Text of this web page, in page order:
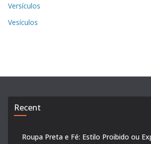
Versículos
Vesículos
Recent
Roupa Preta e Fé: Estilo Proibido ou